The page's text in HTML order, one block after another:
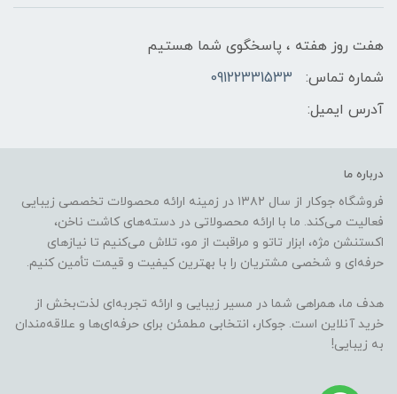
هفت روز هفته ، پاسخگوی شما هستیم
شماره تماس:
09122331533
آدرس ایمیل:
درباره ما
فروشگاه جوکار از سال ۱۳۸۲ در زمینه ارائه محصولات تخصصی زیبایی
فعالیت می‌کند. ما با ارائه محصولاتی در دسته‌های کاشت ناخن،
اکستنشن مژه، ابزار تاتو و مراقبت از مو، تلاش می‌کنیم تا نیازهای
حرفه‌ای و شخصی مشتریان را با بهترین کیفیت و قیمت تأمین کنیم.
هدف ما، همراهی شما در مسیر زیبایی و ارائه تجربه‌ای لذت‌بخش از
خرید آنلاین است. جوکار، انتخابی مطمئن برای حرفه‌ای‌ها و علاقه‌مندان
به زیبایی!